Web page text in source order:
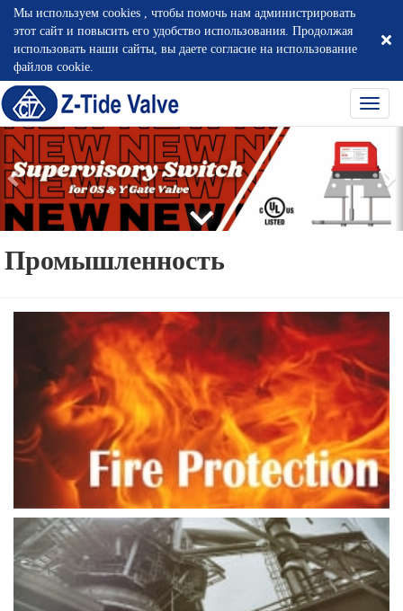
Мы используем cookies , чтобы помочь нам администрировать
этот сайт и повысить его удобство использования. Продолжая
использовать наши сайты, вы даете согласие на использование
файлов cookie.
選
單
切
換
Промышленность